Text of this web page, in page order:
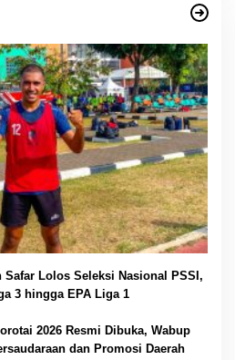
Safar Lolos Seleksi Nasional PSSI,
3 hingga EPA Liga 1
2026 Resmi Dibuka, Wabup
dan Promosi Daerah